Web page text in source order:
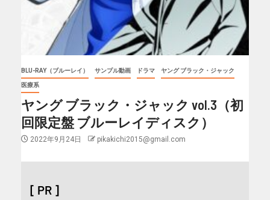
BLU-RAY（ブルーレイ） サンプル動画 ドラマ ヤング ブラック・ジャック
医療系
ヤング ブラック・ジャック vol.3（初
回限定盤 ブルーレイディスク）
2022年9月24日 pikakichi2015@gmail.com
[ PR ]